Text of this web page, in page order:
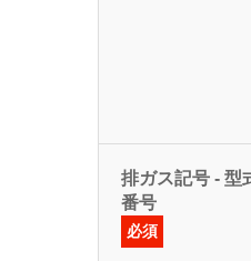
排ガス記号 - 型
番号
必須